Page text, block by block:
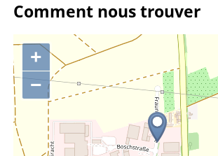
Comment nous trouver
+
−